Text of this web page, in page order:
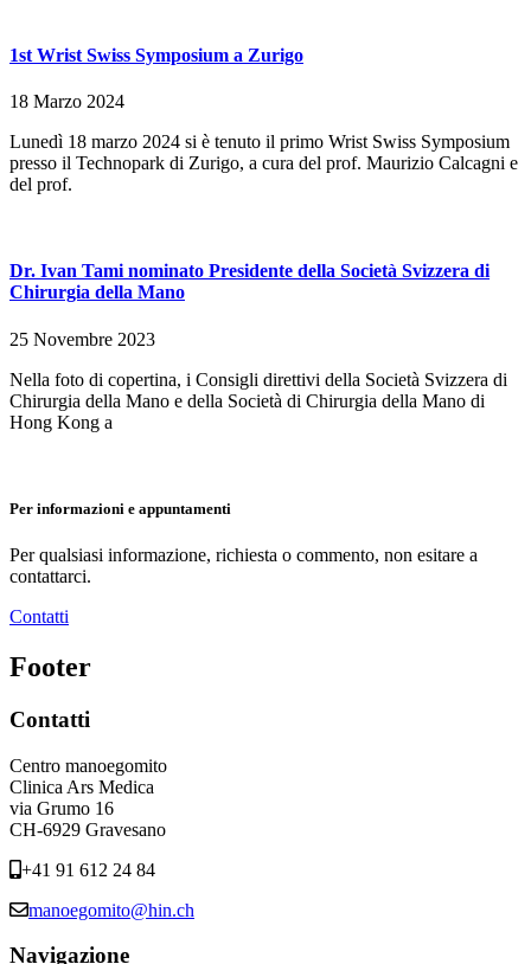
1st Wrist Swiss Symposium a Zurigo
18 Marzo 2024
Lunedì 18 marzo 2024 si è tenuto il primo Wrist Swiss Symposium
presso il Technopark di Zurigo, a cura del prof. Maurizio Calcagni e
del prof.
Dr. Ivan Tami nominato Presidente della Società Svizzera di
Chirurgia della Mano
25 Novembre 2023
Nella foto di copertina, i Consigli direttivi della Società Svizzera di
Chirurgia della Mano e della Società di Chirurgia della Mano di
Hong Kong a
Per informazioni e appuntamenti
Per qualsiasi informazione, richiesta o commento, non esitare a
contattarci.
Contatti
Footer
Contatti
Centro manoegomito
Clinica Ars Medica
via Grumo 16
CH-6929 Gravesano
+41 91 612 24 84
manoegomito@hin.ch
Navigazione